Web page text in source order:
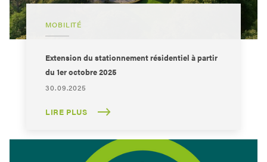
MOBILITÉ
Extension du stationnement résidentiel à partir
du 1er octobre 2025
30.09.2025
LIRE PLUS